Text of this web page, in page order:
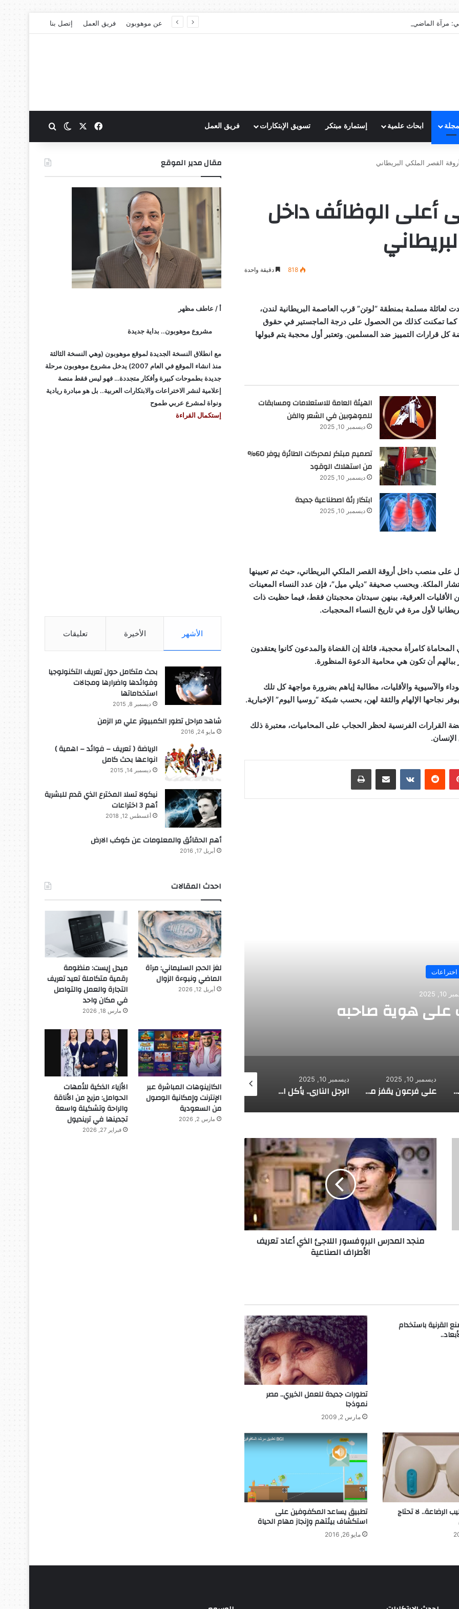
مرآة الماضي ونبوءة الزوال عن موهوبون فريق العمل إتصل بنا
ابحاث علمية إستمارة مبتكر تسويق الإبتكارات فريق العمل فيسبوك الوضع المظلم
بحث عن
القصر الملكي البريطاني
أعلى الوظائف داخل
818 دقيقة واحدة
لعائلة مسلمة بمنطقة “لوتن” قرب العاصمة البريطانية لندن،
كما تمكنت كذلك من الحصول على درجة الماجستير في حقوق
كل قرارات التمييز ضد المسلمين. وتعتبر أول محجبة يتم قبولها
الهيئة العامة للاستعلامات ومسابقات
للموهوبين في الشعر والفن
ديسمبر 10, 2025
تصميم مبتكر لمحركات الطائرة يوفر 60%
من استهلاك الوقود
ديسمبر 10, 2025
ابتكار رئة اصطناعية جديدة
ديسمبر 10, 2025
منصب داخل أروقة القصر الملكي البريطاني، حيث تم تعيينها
الملكة. وبحسب صحيفة “ديلي ميل”، فإن عدد النساء المعينات
بلغ 575 امرأة، 34 منهن فقط من الأقليات العرقية، بينهن سيدتان محجبتان فقط، فيما حظيت ذات
لأول مرة في تاريخ النساء المحجبات.
كامرأة محجبة، قائلة إن القضاة والمدعون كانوا يعتقدون
ببالهم أن تكون هي محامية الدعوة المنظورة.
والآسيوية والأقليات، مطالبة إياهم بضرورة مواجهة كل تلك
نجاحها الإلهام والثقة لهن، بحسب شبكة “روسيا اليوم” الإخبارية.
القرارات الفرنسية لحظر الحجاب على المحاميات، معتبرة ذلك
بينتيريست مشاركة عبر البريد طباعة
اختراعات
2025
هوية صاحبه
ديسمبر 10, 2025
طفل مصري يخرج قصاصات
طفل مصري يخرج قصاصات الورق من أنفه وفمه
ديسمبر 10, 2025
علي فرعون يقفز من الطابق العشرين ويأكل النار ويحطم سورا
ديسمبر 10, 2025
الرجل الناري.. يأكل الجمر ويثني الحديد بأسنانه
ديسمبر 10, 2025
شاب مصري يأكل الزجاج منذ الطفولة
ديسمبر 10, 2025
طائرة روسية لا تحتاج إلى مطار
ديسمبر 10, 2025
منجد
المدرس
البروفسور
اللاجئ
تعريف
الأطراف
الصناعية
منجد المدرس البروفسور اللاجئ الذي أعاد تعريف
الأطراف الصناعية
القرنية باستخدام
تطورات جديدة للعمل الخيري.. مصر
نموذجا
مارس 2, 2009
الرضاعة.. لا تحتاج تطبيق يساعد المكفوفين على
استكشاف بيئتهم وإنجاز مهام الحياة
مايو 26, 2016
مقال مدير الموقع
أ / عاطف مظهر
مشروع موهوبون.. بداية جديدة
مع انطلاق النسخة الجديدة لموقع موهوبون (وهي النسخة الثالثة
منذ انشاء الموقع في العام 2007) يدخل مشروع موهوبون مرحلة
جديدة بطموحات كبيرة وأفكار متجددة… فهو ليس فقط منصة
إعلامية لنشر الاختراعات والابتكارات العربية.. بل هو مبادرة ريادية
ونواة لمشرع عربي طموح
إستكمال القراءة
الأشهر الأخيرة تعليقات
بحث متكامل حول تعريف التكنولوجيا
وفوائدها واضرارها ومجالات
استخداماتها
ديسمبر 8, 2015
شاهد مراحل تطور الكمبيوتر علي مر الزمن
مايو 24, 2016
الرياضة ( تعريف – فوائد – اهمية )
انواعها بحث كامل
ديسمبر 14, 2015
نيكولا تسلا المخترع الذي قدم للبشرية
أهم 3 اختراعات
أغسطس 12, 2018
أهم الحقائق والمعلومات عن كوكب الارض
أبريل 17, 2016
احدث المقالات
لغز الحجر السليماني: مرآة
الماضي ونبوءة الزوال
أبريل 12, 2026
ميدل إيست: منظومة
رقمية متكاملة تعيد تعريف
التجارة والعمل والتواصل
في مكان واحد
مارس 18, 2026
الكازينوهات المباشرة عبر
الإنترنت وإمكانية الوصول
من السعودية
مارس 2, 2026
الأزياء الذكية للأمهات
الحوامل: مزيج من الأناقة
والراحة وتشكيلة واسعة
تجدينها في ترينديول
فبراير 27, 2026